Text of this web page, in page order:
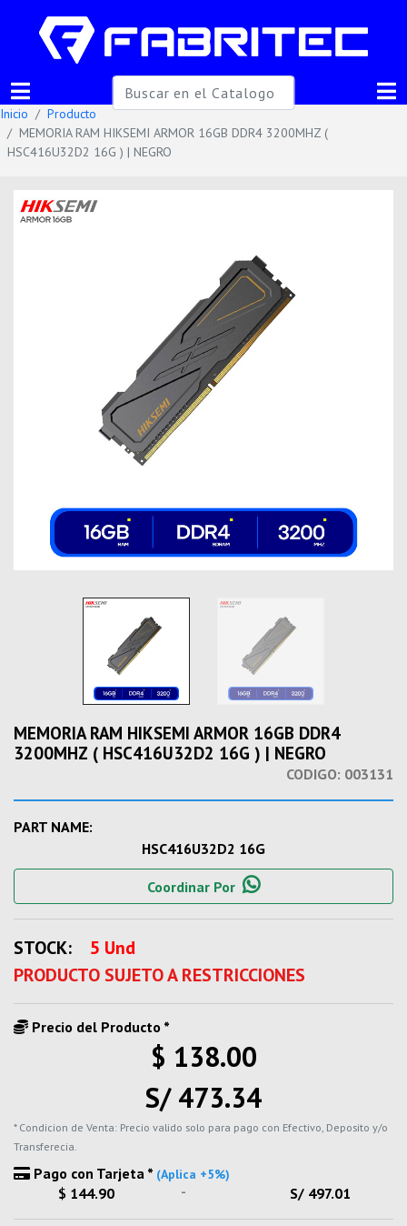
Inicio
Producto
MEMORIA RAM HIKSEMI ARMOR 16GB DDR4 3200MHZ (
HSC416U32D2 16G ) | NEGRO
MEMORIA RAM HIKSEMI ARMOR 16GB DDR4
3200MHZ ( HSC416U32D2 16G ) | NEGRO
CODIGO: 003131
PART NAME:
HSC416U32D2 16G
Coordinar Por
STOCK:
5 Und
PRODUCTO SUJETO A RESTRICCIONES
Precio del Producto *
$ 138.00
S/ 473.34
* Condicion de Venta: Precio valido solo para pago con Efectivo, Deposito y/o
Transferecia.
Pago con Tarjeta * (Aplica +5%)
$ 144.90 - S/ 497.01